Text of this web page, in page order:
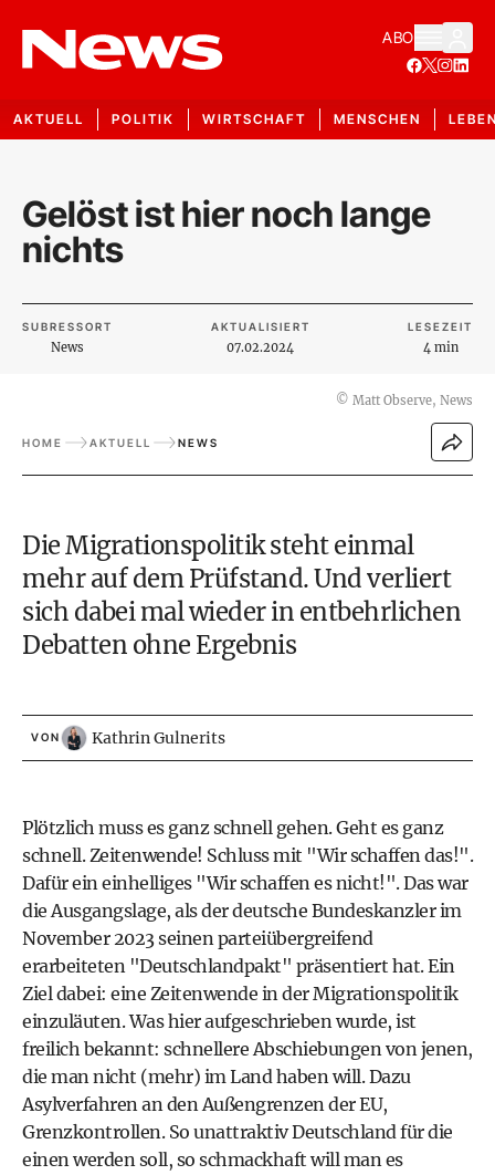
ABO
AKTUELL POLITIK WIRTSCHAFT MENSCHEN
Gelöst ist hier noch lange
nichts
SUBRESSORT
News
AKTUALISIERT
07.02.2024
LESEZEIT
4 min
© Matt Observe, News
HOME AKTUELL NEWS
Die Migrationspolitik steht einmal
mehr auf dem Prüfstand. Und verliert
sich dabei mal wieder in entbehrlichen
Debatten ohne Ergebnis
VON Kathrin Gulnerits
Plötzlich muss es ganz schnell gehen. Geht es ganz
schnell. Zeitenwende! Schluss mit "Wir schaffen das!".
Dafür ein einhelliges "Wir schaffen es nicht!". Das war
die Ausgangslage, als der deutsche Bundeskanzler im
November 2023 seinen parteiübergreifend
erarbeiteten "Deutschlandpakt" präsentiert hat. Ein
Ziel dabei: eine Zeitenwende in der Migrationspolitik
einzuläuten. Was hier aufgeschrieben wurde, ist
freilich bekannt: schnellere Abschiebungen von jenen,
die man nicht (mehr) im Land haben will. Dazu
Asylverfahren an den Außengrenzen derEU,
Grenzkontrollen. So unattraktiv Deutschland für die
einen werden soll, so schmackhaft will man es